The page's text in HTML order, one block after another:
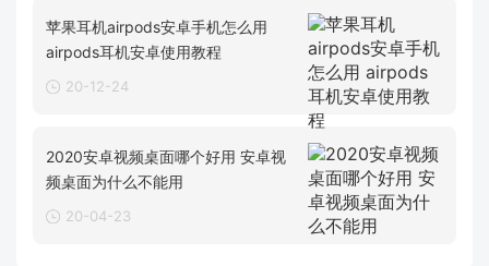
苹果耳机airpods安卓手机怎么用
airpods耳机安卓使用教程
20-12-24
2020安卓视频桌面哪个好用 安卓视
频桌面为什么不能用
20-04-23